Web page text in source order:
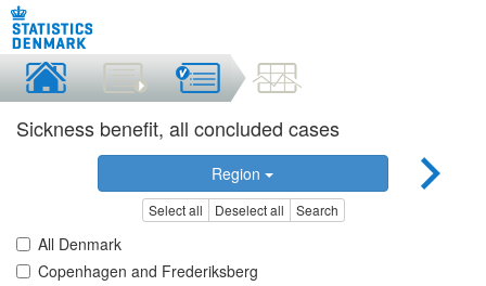
Sickness benefit, all concluded cases
Region
Select all Deselect all Search
All Denmark
Copenhagen and Frederiksberg